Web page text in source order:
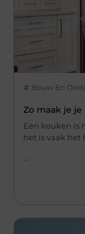
Bouw En
Zo maak je
Een keuken is
het is vaak het
...